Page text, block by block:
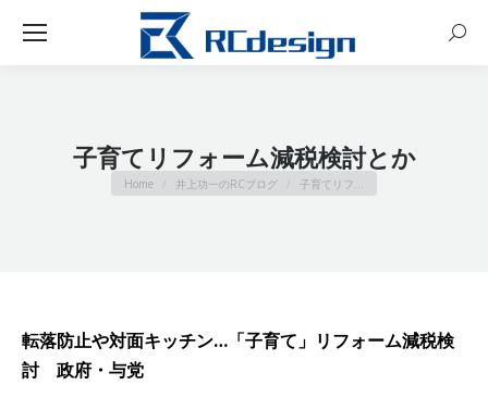
子育てリフォーム減税検討とか
You are here:
Home 井上功一のRCブログ 子育てリフ…
転落防止や対面キッチン…「子育て」リフォーム減税検
討 政府・与党